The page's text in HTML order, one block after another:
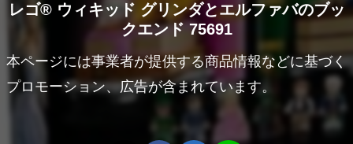
レゴ® ウィキッド グリンダとエルファバのブッ
クエンド 75691
本ページには事業者が提供する商品情報などに基づく
プロモーション、広告が含まれています。